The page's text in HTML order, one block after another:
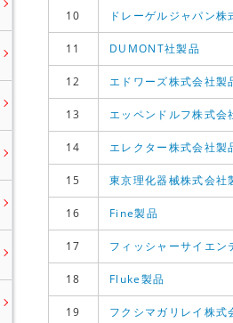
10 ドレーゲルジャパン株
11 DUMONT社製品
12 エドワーズ株式会社製
13 エッペンドルフ株式会
14 エレクター株式会社製
15 東京理化器械株式会社
16 Fine製品
17 フィッシャーサイエ
18 Fluke製品
19 フクシマガリレイ株式